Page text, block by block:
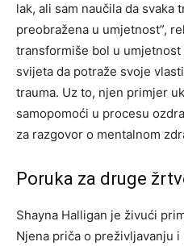
lak, ali sam naučila da svaka
preobražena u umjetnost”,
transformiše bol u
svijeta da potraže svoje
trauma. Uz to, njen primjer
samopomoći u procesu
za razgovor o mentalnom
Poruka za druge
Shayna Halligan je živući
Njena priča o preživljavanju